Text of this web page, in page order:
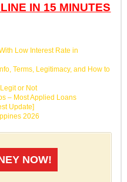
IN 15 MINUTES
Low Interest Rate in
Terms, Legitimacy, and How to
or Not
– Most Applied Loans
Update]
2026
NOW!